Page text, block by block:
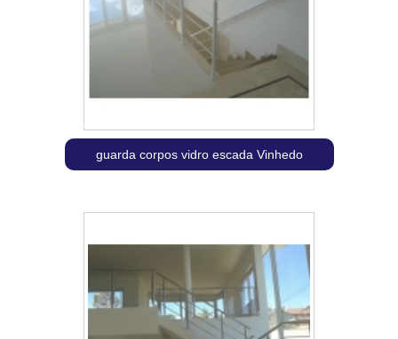
guarda corpos vidro escada Vinhedo